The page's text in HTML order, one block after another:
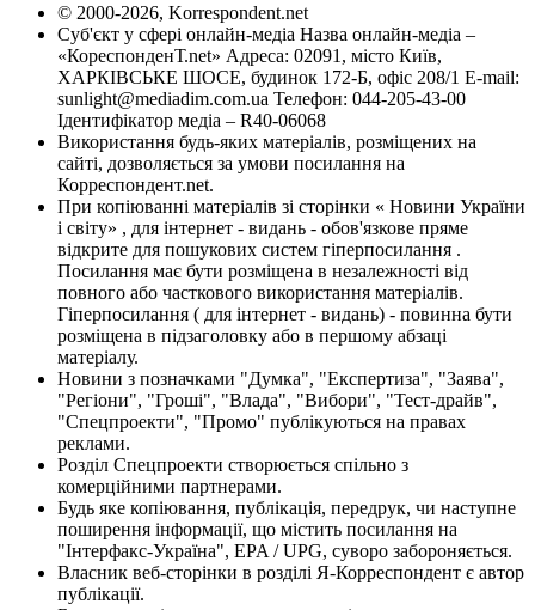
© 2000-2026, Korrespondent.net
Суб'єкт у сфері онлайн-медіа Назва онлайн-медіа –
«КореспонденТ.net» Адреса: 02091, місто Київ,
ХАРКІВСЬКЕ ШОСЕ, будинок 172-Б, офіс 208/1 E-mail:
sunlight@mediadim.com.ua Телефон: 044-205-43-00
Ідентифікатор медіа – R40-06068
Використання будь-яких матеріалів, розміщених на
сайті, дозволяється за умови посилання на
Корреспондент.net.
При копіюванні матеріалів зі сторінки « Новини України
і світу» , для інтернет - видань - обов'язкове пряме
відкрите для пошукових систем гіперпосилання .
Посилання має бути розміщена в незалежності від
повного або часткового використання матеріалів.
Гіперпосилання ( для інтернет - видань) - повинна бути
розміщена в підзаголовку або в першому абзаці
матеріалу.
Новини з позначками "Думка", "Експертиза", "Заява",
"Регіони", "Гроші", "Влада", "Вибори", "Тест-драйв",
"Спецпроекти", "Промо" публікуються на правах
реклами.
Розділ Спецпроекти створюється спільно з
комерційними партнерами.
Будь яке копіювання, публікація, передрук, чи наступне
поширення інформації, що містить посилання на
"Інтерфакс-Україна", EPA / UPG, суворо забороняється.
Власник веб-сторінки в розділі Я-Корреспондент є автор
публікації.